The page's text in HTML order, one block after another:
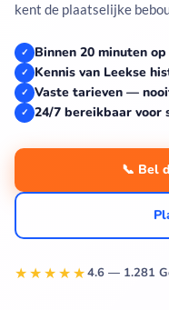
kent de plaatselijke
✓ Binnen 20 minuten
✓ Kennis van Leekse
✓ Vaste tarieven —
✓ 24/7 bereikbaar voor
📞 Bel
★★★★★4.6 — 1.281